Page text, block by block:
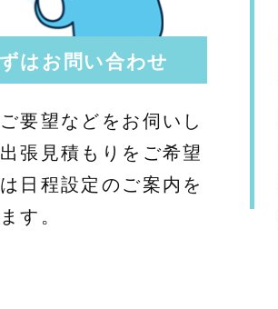
はお問い合わせ
要望などをお伺いし
張見積もりをご希望
日程設定のご案内を
す。